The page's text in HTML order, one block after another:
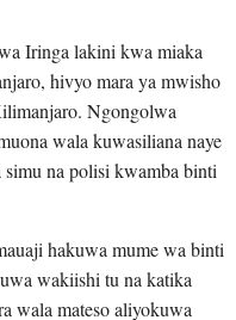
Iringa lakini kwa miaka
hivyo mara ya mwisho
Ngongolwa
wala kuwasiliana naye
na polisi kwamba binti
hakuwa mume wa binti
wakiishi tu na katika
wala mateso aliyokuwa